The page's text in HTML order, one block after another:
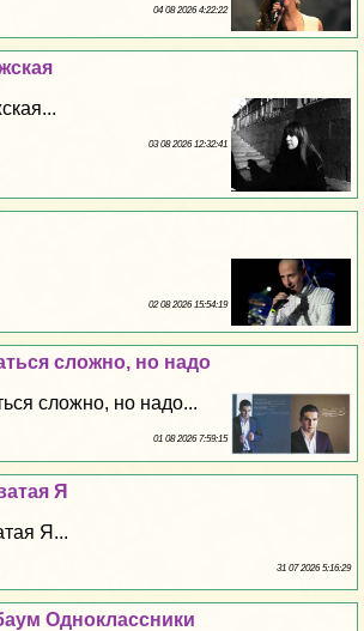
04 08 2026 4:22:22
03 08 2026 12:32:41
02 08 2026 15:54:19
сложно, но надо
сложно, но надо...
01 08 2026 7:59:15
Я
Я...
31 07 2026 5:16:29
Одноклассники